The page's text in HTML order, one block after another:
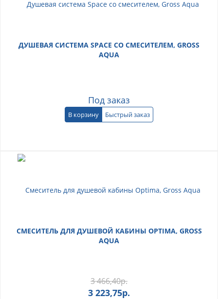
ДУШЕВАЯ СИСТЕМА SPACE СО СМЕСИТЕЛЕМ, GROSS
AQUA
Под заказ
В корзину Быстрый заказ
СМЕСИТЕЛЬ ДЛЯ ДУШЕВОЙ КАБИНЫ OPTIMA, GROSS
AQUA
3 466,40р.
3 223,75р.